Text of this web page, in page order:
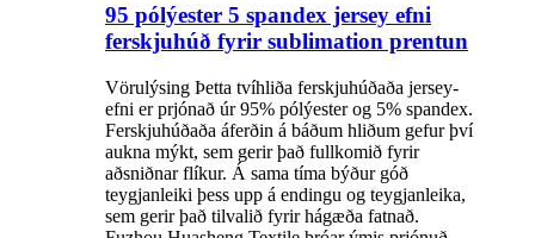
95 pólýester 5 spandex jersey efni
ferskjuhúð fyrir sublimation prentun
Vörulýsing Þetta tvíhliða ferskjuhúðaða jersey-
efni er prjónað úr 95% pólýester og 5% spandex.
Ferskjuhúðaða áferðin á báðum hliðum gefur því
aukna mýkt, sem gerir það fullkomið fyrir
aðsniðnar flíkur. Á sama tíma býður góð
teygjanleiki þess upp á endingu og teygjanleika,
sem gerir það tilvalið fyrir hágæða fatnað.